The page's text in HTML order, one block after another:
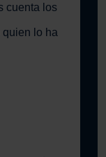
cuenta los
lo ha